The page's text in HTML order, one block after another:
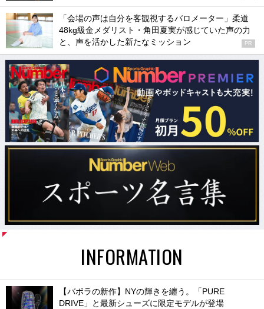
「会場の声は自分を客観視するバロメーター」柔道
48kg級金メダリスト・角田夏実が感じていた声の力
と、声を活かした新たなミッション
PR
INFORMATION
【バボラの新作】NYの輝きを纏う。「PURE
DRIVE」と最新シューズに限定モデルが登場